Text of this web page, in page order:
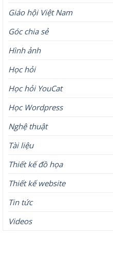
Giáo hội Việt Nam
Góc chia sẻ
Hình ảnh
Học hỏi
Học hỏi YouCat
Học Wordpress
Nghệ thuật
Tài liệu
Thiết kế đồ họa
Thiết kế website
Tin tức
Videos